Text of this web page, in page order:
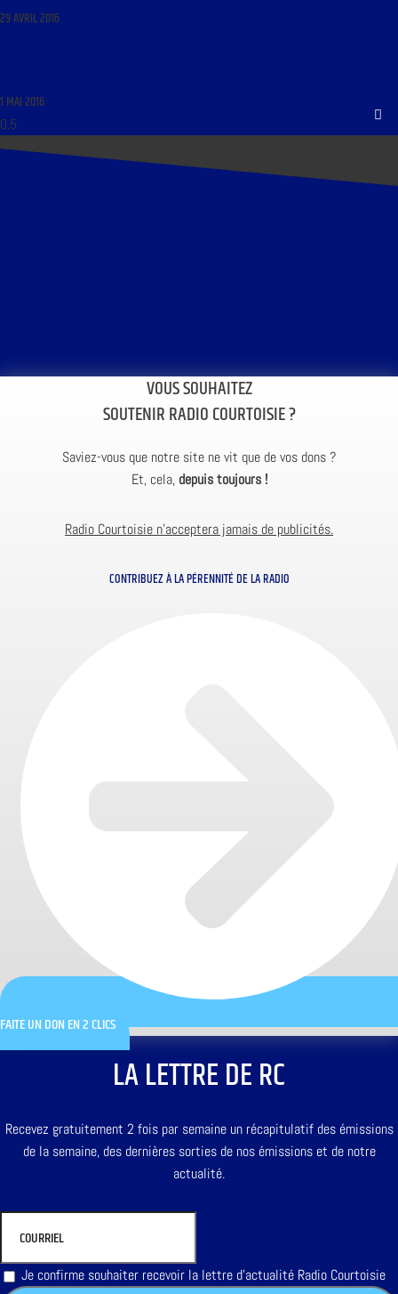
29 AVRIL 2016
1 MAI 2016
VOUS SOUHAITEZ
SOUTENIR RADIO COURTOISIE ?
Saviez-vous que notre site ne vit que de vos dons ?
Et, cela, depuis toujours !
Radio Courtoisie n’acceptera jamais de publicités.
CONTRIBUEZ À LA PÉRENNITÉ DE LA RADIO
FAITE UN DON EN 2 CLICS
LA LETTRE DE RC
Recevez gratuitement 2 fois par semaine un récapitulatif des émissions
de la semaine, des dernières sorties de nos émissions et de notre
actualité.
Je confirme souhaiter recevoir la lettre d'actualité Radio Courtoisie